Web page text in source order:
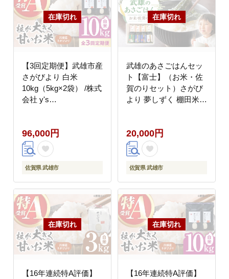
【3回定期便】武雄市産
さがびより 白米
10kg（5kg×2袋） /株式
会社 y's
96,000円
佐賀県 武雄市
武雄のあさごはんセッ
ト【富士】（お米・佐
賀のりセット）さがび
より 夢しずく 棚田米 /
[UDX011]
20,000円
佐賀県 武雄市
【16年連続特A評価】
【16年連続特A評価】